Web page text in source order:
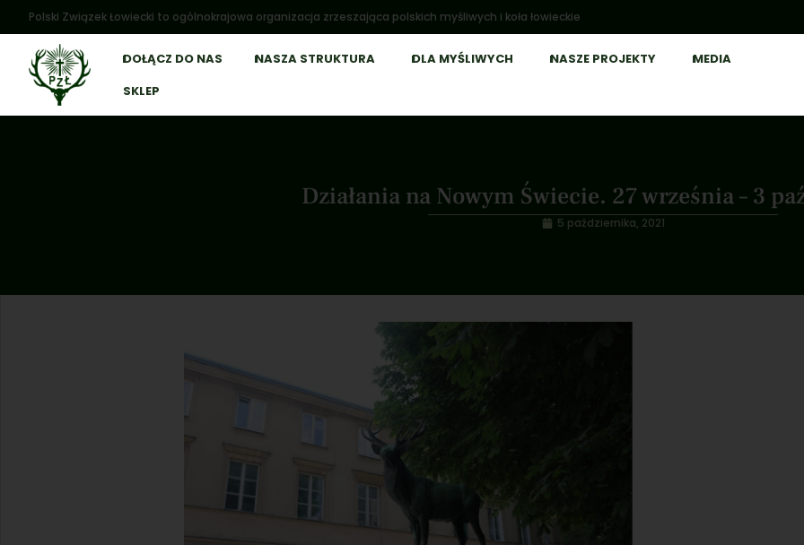
Polski Związek Łowiecki to ogólnokrajowa organizacja zrzeszająca polskich myśliwych i koła łowieckie
DOŁĄCZ DO NAS NASZA STRUKTURA DLA MYŚLIWYCH NASZE PROJEKTY
MEDIA
SKLEP
Działania na Nowym Świecie. 27 września – 3
5 października, 2021